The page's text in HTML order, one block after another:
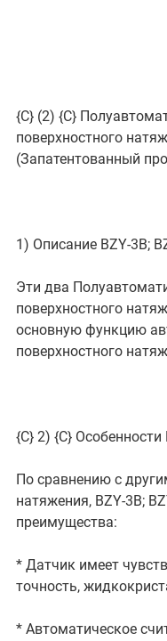
{C}(2) {C}
поверхностного
(Запатентованный
1) Описание BZY-3B;
Эти два
поверхностного
основную функцию
поверхностного
{C}2) {C}Особенности
По сравнению с
натяжения, BZY-3B;
преимущества:
* Датчик имеет
точность,
* Автоматическое